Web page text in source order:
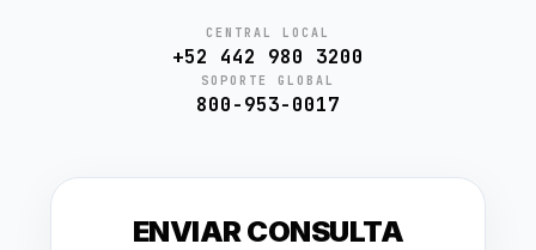
CENTRAL LOCAL
+52 442 980 3200
SOPORTE GLOBAL
800-953-0017
ENVIAR CONSULTA